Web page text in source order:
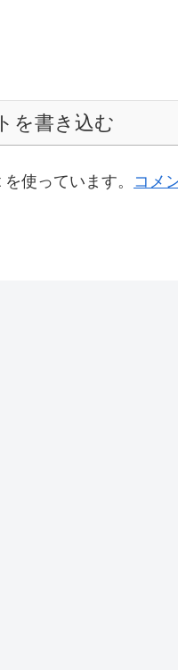
を書き込む
使っています。 コメ